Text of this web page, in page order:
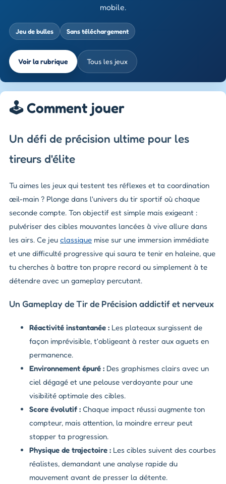
mobile.
Jeu de bulles Sans téléchargement
Voir la rubrique Tous les jeux
🕹️ Comment jouer
Un défi de précision ultime pour les
tireurs d'élite
Tu aimes les jeux qui testent tes réflexes et ta coordination
œil-main ? Plonge dans l'univers du tir sportif où chaque
seconde compte. Ton objectif est simple mais exigeant :
pulvériser des cibles mouvantes lancées à vive allure dans
les airs. Ce jeu classique mise sur une immersion immédiate
et une difficulté progressive qui saura te tenir en haleine, que
tu cherches à battre ton propre record ou simplement à te
détendre avec un gameplay percutant.
Un Gameplay de Tir de Précision addictif et nerveux
Réactivité instantanée : Les plateaux surgissent de
façon imprévisible, t'obligeant à rester aux aguets en
permanence.
Environnement épuré : Des graphismes clairs avec un
ciel dégagé et une pelouse verdoyante pour une
visibilité optimale des cibles.
Score évolutif : Chaque impact réussi augmente ton
compteur, mais attention, la moindre erreur peut
stopper ta progression.
Physique de trajectoire : Les cibles suivent des courbes
réalistes, demandant une analyse rapide du
mouvement avant de presser la détente.